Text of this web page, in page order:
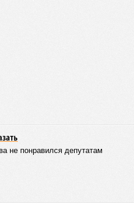
не понравился депутатам